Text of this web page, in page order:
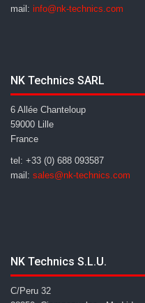
mail: info@nk-technics.com
NK Technics SARL
6 Allée Chanteloup
59000 Lille
France
tel: +33 (0) 688 093587
mail: sales@nk-technics.com
NK Technics S.L.U.
C/Peru 32